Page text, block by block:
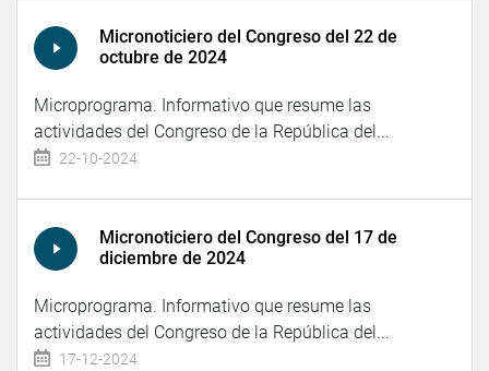
Micronoticiero del Congreso del 22 de
octubre de 2024
Microprograma. Informativo que resume las
actividades del Congreso de la República del...
22-10-2024
Micronoticiero del Congreso del 17 de
diciembre de 2024
Microprograma. Informativo que resume las
actividades del Congreso de la República del...
17-12-2024